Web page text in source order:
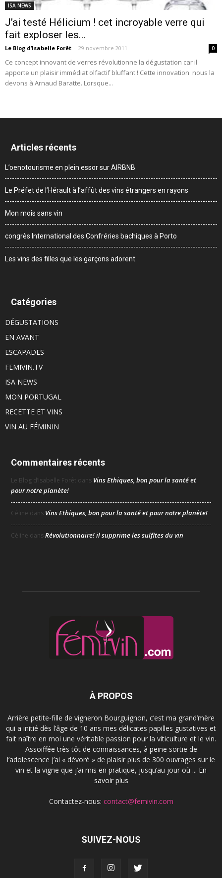
ISA NEWS
J’ai testé Hélicium ! cet incroyable verre qui
fait exploser les...
Le Blog d’Isabelle Forêt - 29 novembre 2011 0
Ce concept innovant de verres révolutionne la dégustation car il
apporte un plaisir immédiat olfactif bluffant ! Cette innovation nous la
devons à Arnaud Baratte. Lorsque...
Articles récents
L’oenotourisme en plein essor sur AIRBNB
Le Préfet de l’Hérault à l’affût des vins étrangers en rayons
Mon mois sans vin
congrès International des Confréries bachiques à Porto
Les vins des filles que les garçons adorent
Catégories
DÉGUSTATIONS
EN AVANT
ESCAPADES
FEMIVIN.TV
ISA NEWS
MON PORTUGAL
RECETTE ET VINS
VIN AU FÉMININ
Commentaires récents
Le Blog d’Isabelle Forêt dans Vins Ethiques, bon pour la santé et
pour notre planète!
Céline dans Vins Ethiques, bon pour la santé et pour notre planète!
Céline dansRévolutionnaire! il supprime les sulfites du vin
À PROPOS
Arrière petite-fille de vigneron Bourguignon, c’est ma grand’mère
qui a initié dès l’âge de 10 ans mes délicates papilles gustatives et
fait naître en moi une véritable passion pour la viticulture et le vin.
Assoiffée très tôt de connaissances, à peine sortie de
l’adolescence j’ai « dévoré » de plaisir plus de 300 ouvrages sur le
vin et la vigne que j’ai mis en pratique, jusqu’au jour où ... En
savoir plus
Contactez-nous: contact@femivin.com
SUIVEZ-NOUS